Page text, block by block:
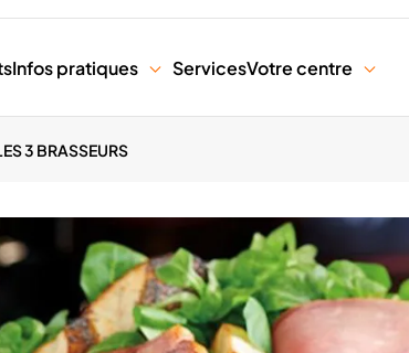
Infos pratiques ServicesVotre centre
3 BRASSEURS